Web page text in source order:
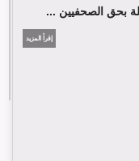
بحق الصحفيين ...
إقرأ المزيد